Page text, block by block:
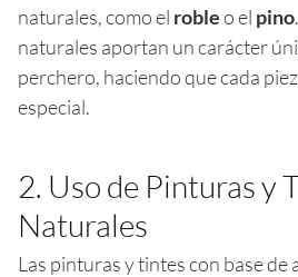
naturales, como el robleo el pino
naturales aportan un carácter
perchero, haciendo que cada
especial.
2. Uso de Pinturas y
Naturales
Las pinturas y tintes con base de